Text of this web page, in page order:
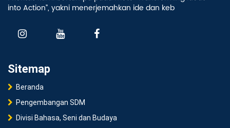
into Action”, yakni menerjemahkan ide dan keb
Sitemap
Beranda
Pengembangan SDM
Divisi Bahasa, Seni dan Budaya